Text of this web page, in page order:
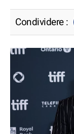
Condividere :